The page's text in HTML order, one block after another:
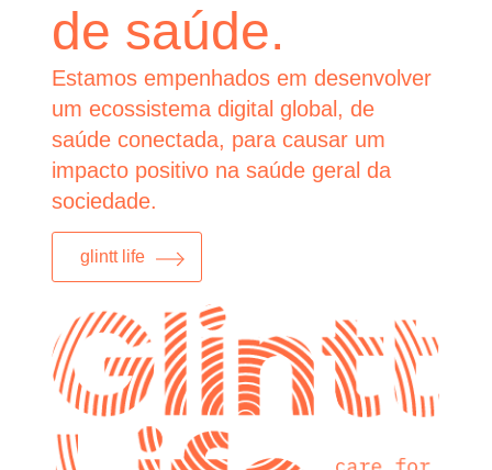
de saúde.
Estamos empenhados em desenvolver
um ecossistema digital global, de
saúde conectada, para causar um
impacto positivo na saúde geral da
sociedade.
glintt life